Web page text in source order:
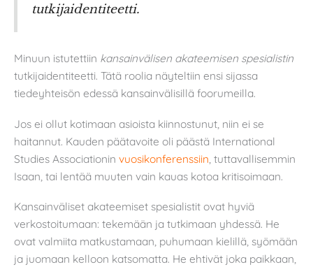
tutkijaidentiteetti.
Minuun istutettiin kansainvälisen akateemisen spesialistin
tutkijaidentiteetti. Tätä roolia näyteltiin ensi sijassa
tiedeyhteisön edessä kansainvälisillä foorumeilla.
Jos ei ollut kotimaan asioista kiinnostunut, niin ei se
haitannut. Kauden päätavoite oli päästä International
Studies Associationin vuosikonferenssiin , tuttavallisemmin
Isaan, tai lentää muuten vain kauas kotoa kritisoimaan.
Kansainväliset akateemiset spesialistit ovat hyviä
verkostoitumaan: tekemään ja tutkimaan yhdessä. He
ovat valmiita matkustamaan, puhumaan kielillä, syömään
ja juomaan kelloon katsomatta. He ehtivät joka paikkaan,